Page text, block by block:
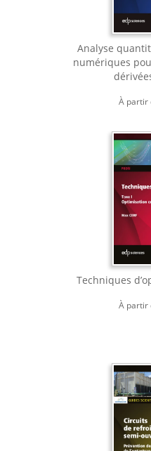
Analyse
numériques
À partir
Techniques
À partir